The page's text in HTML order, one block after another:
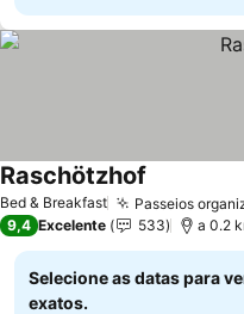
Bed & Breakfast Passeios
Raschötzhof
9,4 Excelente 533 a 0.2
Selecione as datas para
exatos.